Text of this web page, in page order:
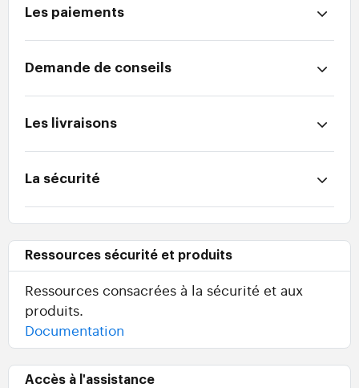
Les paiements
Demande de conseils
Les livraisons
La sécurité
Ressources sécurité et produits
Ressources consacrées à la sécurité et aux
produits.
Documentation
Accès à l'assistance